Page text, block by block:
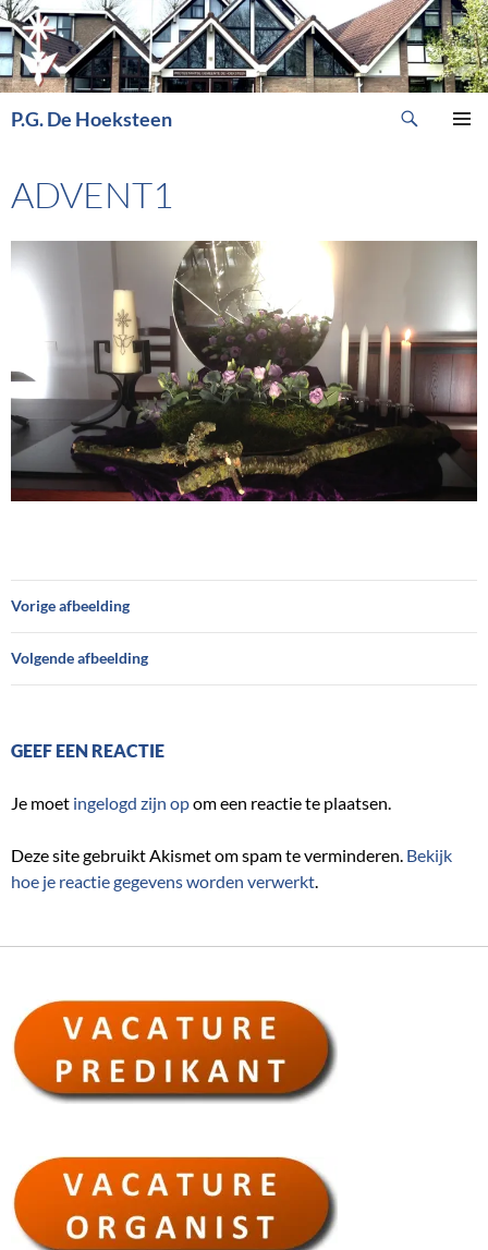
Ga
naar
de
inhoud
P.G. De Hoeksteen
ADVENT1
Vorige afbeelding
Volgende afbeelding
GEEF EEN REACTIE
Je moet ingelogd zijn opom een reactie te plaatsen.
Deze site gebruikt Akismet om spam te verminderen. Bekijk
hoe je reactie gegevens worden verwerkt